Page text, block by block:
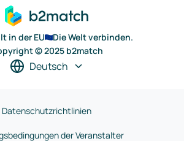
in der EU
Die Welt verbinden.
© 2025 b2match
Deutsch
Datenschutzrichtlinien
der Veranstalter